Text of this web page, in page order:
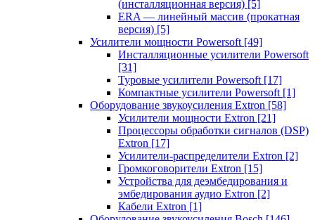
(инсталляционная версия) [5]
ERA — линейный массив (прокатная
версия) [5]
Усилители мощности Powersoft [49]
Инсталляционные усилители Powersoft
[31]
Туровые усилители Powersoft [17]
Компактные усилители Powersoft [1]
Оборудование звукоусиления Extron [58]
Усилители мощности Extron [21]
Процессоры обработки сигналов (DSP)
Extron [17]
Усилители-распределители Extron [2]
Громкоговорители Extron [15]
Устройства для деэмбедирования и
эмбедирования аудио Extron [2]
Кабели Extron [1]